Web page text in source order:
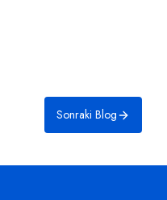
Sonraki Blog